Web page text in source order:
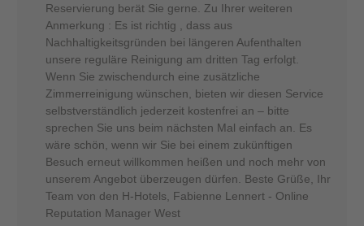
Reservierung berät Sie gerne. Zu Ihrer weiteren
Anmerkung : Es ist richtig , dass aus
Nachhaltigkeitsgründen bei längeren Aufenthalten
unsere reguläre Reinigung am dritten Tag erfolgt.
Wenn Sie zwischendurch eine zusätzliche
Zimmerreinigung wünschen, bieten wir diesen Service
selbstverständlich jederzeit kostenfrei an – bitte
sprechen Sie uns beim nächsten Mal einfach an. Es
wäre schön, wenn wir Sie bei einem zukünftigen
Besuch erneut willkommen heißen und noch mehr von
unserem Angebot überzeugen dürfen. Beste Grüße, Ihr
Team von den H-Hotels, Fabienne Lennert - Online
Reputation Manager West